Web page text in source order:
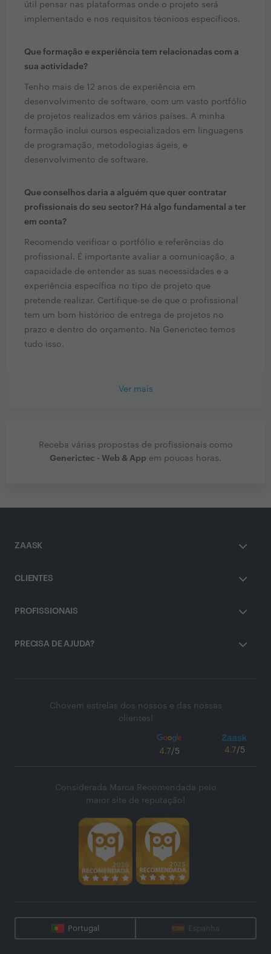
útil pensar nas plataformas onde o projeto será
implementado e nos requisitos técnicos específicos.
Que formação e experiência tem relacionadas com a
sua actividade?
Tenho mais de 12 anos de experiência em
desenvolvimento de software, com um vasto portfólio
de projetos realizados em vários países. A minha
formação inclui cursos especializados em linguagens
de programação, metodologias ágeis, e
desenvolvimento de software.
Que conselhos daria a alguém que quer contratar
profissionais do seu sector? Há algo fundamental a ter
em conta?
Recomendo verificar o portfólio e referências do
profissional. É importante avaliar a comunicação, a
capacidade de entender as suas necessidades e a
experiência específica no tipo de projeto que
pretende realizar. Certifique-se de que o profissional
tem um bom histórico de entrega de projetos no
prazo e dentro do orçamento. Na Generictec temos
tudo isso.
Ver mais
Receba várias propostas de profissionais como
Generictec - Web & App em poucas horas.
ZAASK
CLIENTES
PROFISSIONAIS
PRECISA DE AJUDA?
Chovem estrelas dos nossos e das nossas
clientes!
4.7/5 4.7/5
Considerada Marca Recomendada pelo
maior site de reputação!
Portugal Espanha